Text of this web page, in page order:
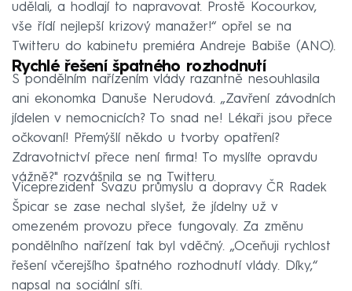
udělali, a hodlají to napravovat. Prostě Kocourkov,
vše řídí nejlepší krizový manažer!“ opřel se na
Twitteru do kabinetu premiéra Andreje Babiše (ANO).
Rychlé řešení špatného rozhodnutí
S pondělním nařízením vlády razantně nesouhlasila
ani ekonomka Danuše Nerudová. „Zavření závodních
jídelen v nemocnicích? To snad ne! Lékaři jsou přece
očkovaní! Přemýšlí někdo u tvorby opatření?
Zdravotnictví přece není firma! To myslíte opravdu
vážně?" rozvášnila se na Twitteru.
Viceprezident Svazu průmyslu a dopravy ČR Radek
Špicar se zase nechal slyšet, že jídelny už v
omezeném provozu přece fungovaly. Za změnu
pondělního nařízení tak byl vděčný. „Oceňuji rychlost
řešení včerejšího špatného rozhodnutí vlády. Díky,“
napsal na sociální síti.